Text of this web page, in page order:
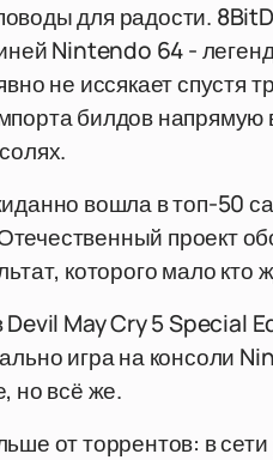
для радости.
Nintendo 64 -
не иссякает спустя
билдов напрямую
вошла в топ-50
проект
которого мало кто
May Cry 5 Special
игра на консоли
но всё же.
от торрентов: в